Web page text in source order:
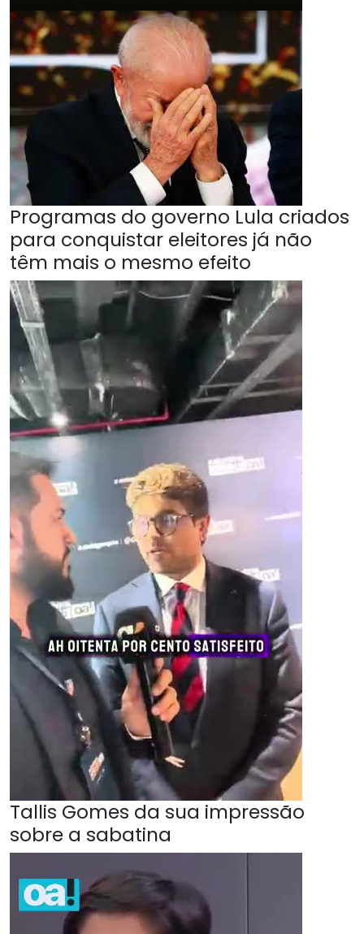
Programas do governo Lula criados
para conquistar eleitores já não
têm mais o mesmo efeito
Tallis Gomes da sua impressão
sobre a sabatina